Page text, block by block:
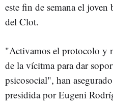
este fin de semana el joven
del Clot.
"Activamos el protocolo y
de la vícitma para dar
psicosocial", han
presidida por Eugeni